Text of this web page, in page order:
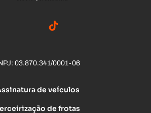
03.870.341/0001-06
de veículos
de frotas